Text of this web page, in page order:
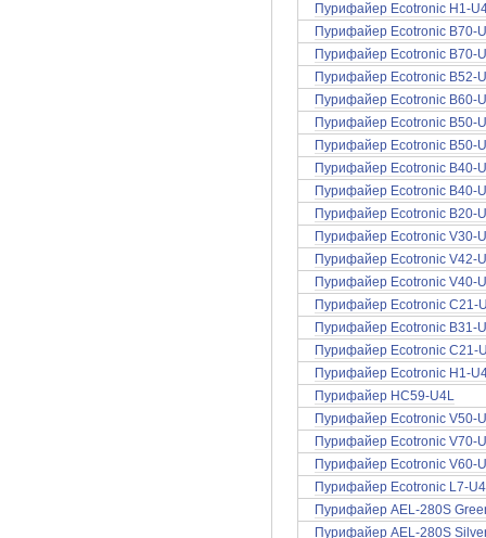
Пурифайер Ecotronic H1-
Пурифайер Ecotronic B70-
Пурифайер Ecotronic B70-
Пурифайер Ecotronic B52-
Пурифайер Ecotronic B60-
Пурифайер Ecotronic B50-
Пурифайер Ecotronic B50-
Пурифайер Ecotronic B40-
Пурифайер Ecotronic B40-
Пурифайер Ecotronic B20-
Пурифайер Ecotronic V30-
Пурифайер Ecotronic V42-
Пурифайер Ecotronic V40-
Пурифайер Ecotronic C21-
Пурифайер Ecotronic B31-
Пурифайер Ecotronic C21-
Пурифайер Ecotronic H1-
Пурифайер НС59-U4L
Пурифайер Ecotronic V50-
Пурифайер Ecotronic V70-
Пурифайер Ecotronic V60-
Пурифайер Ecotronic L7-
Пурифайер AEL-280S
Пурифайер AEL-280S